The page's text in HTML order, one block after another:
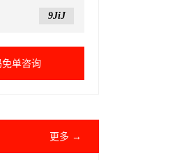
9JiJ
更多 →